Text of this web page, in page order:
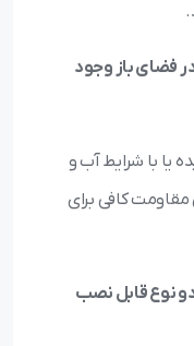
فضای باز وجود
یا با شرایط آب و
کافی برای
دو نوع قابل نصب